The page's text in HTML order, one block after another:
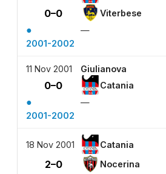
0–0 Viterbese
●
—
2001-2002
11 Nov 2001 Giulianova
0–0 Catania
●
—
2001-2002
18 Nov 2001 Catania
2–0 Nocerina